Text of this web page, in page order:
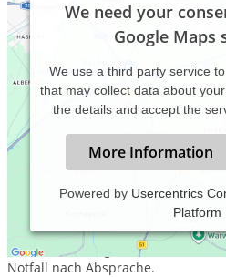
We need your
Google Maps
We use a third party service
that may collect data about
the details and accept the
More Information
Powered by Usercentrics
Platform
nach Terminvergabe. An
Notfall nach Absprache.